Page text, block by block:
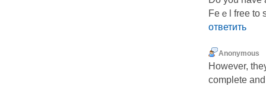
Feｅl free to
ответить
Anonymous
However,
complete and